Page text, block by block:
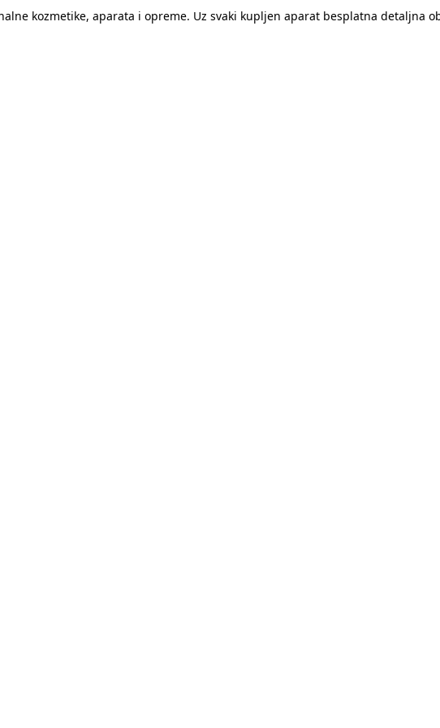
kozmetike, aparata i opreme. Uz svaki kupljen aparat besplatna detaljna